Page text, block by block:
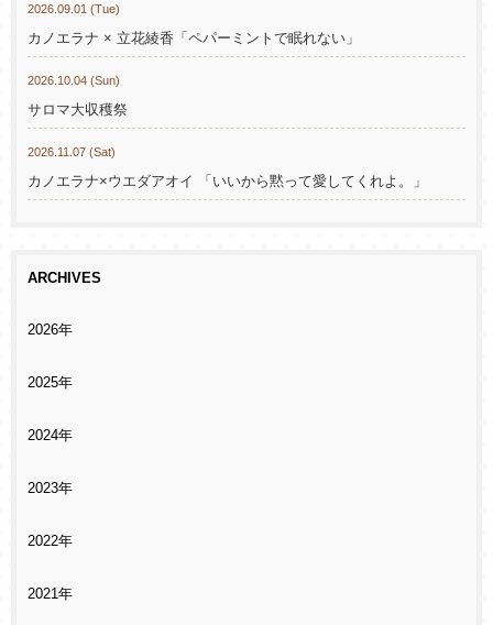
2026.09.01 (Tue)
カノエラナ × 立花綾香「ペパーミントで眠れない」
2026.10.04 (Sun)
サロマ大収穫祭
2026.11.07 (Sat)
カノエラナ×ウエダアオイ 「いいから黙って愛してくれよ。」
ARCHIVES
2026年
2025年
2024年
2023年
2022年
2021年